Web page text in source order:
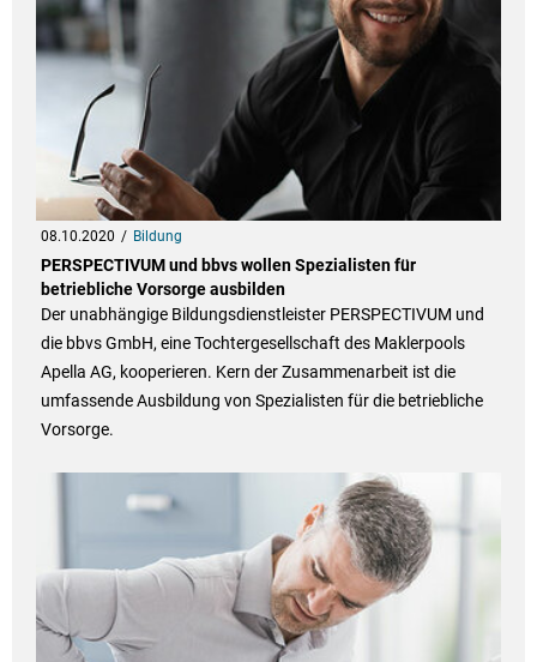
08.10.2020 Bildung
PERSPECTIVUM und bbvs wollen Spezialisten für
betriebliche Vorsorge ausbilden
Der unabhängige Bildungsdienstleister PERSPECTIVUM und
die bbvs GmbH, eine Tochtergesellschaft des Maklerpools
Apella AG, kooperieren. Kern der Zusammenarbeit ist die
umfassende Ausbildung von Spezialisten für die betriebliche
Vorsorge.